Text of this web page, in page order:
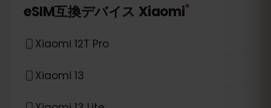
eSIM互換デバイス Xiaomi*
Xiaomi 12T Pro
Xiaomi 13